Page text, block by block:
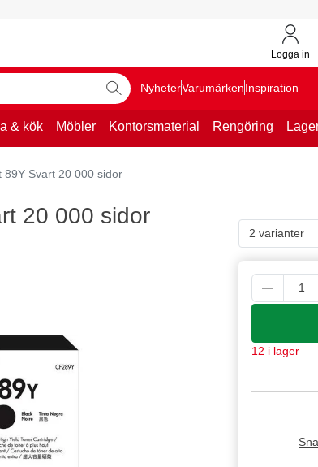
Logga in
NyheterVarumärkenInspiration
& kök Möbler Kontorsmaterial Rengöring
89Y Svart 20 000 sidor
2 varianter
12 i lager
20 000 sidor